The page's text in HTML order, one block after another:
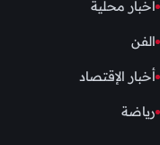
أخبار محلية
الفن
أخبار الإقتصاد
رياضة